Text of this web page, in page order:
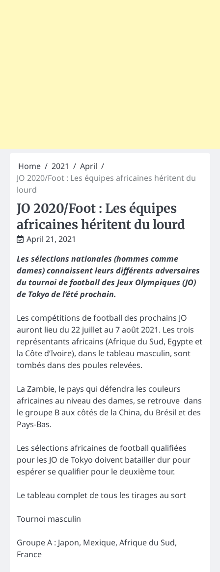
Home 2021
April
JO 2020/Foot : Les équipes africaines héritent du
lourd
JO 2020/Foot : Les équipes
africaines héritent du lourd
April 21, 2021
Les sélections nationales (hommes comme
dames) connaissent leurs différents adversaires
du tournoi de football des Jeux Olympiques (JO)
de Tokyo de l’été prochain.
Les compétitions de football des prochains JO
auront lieu du 22 juillet au 7 août 2021. Les trois
représentants africains (Afrique du Sud, Egypte et
la Côte d’Ivoire), dans le tableau masculin, sont
tombés dans des poules relevées.
La Zambie, le pays qui défendra les couleurs
africaines au niveau des dames, se retrouve dans
le groupe B aux côtés de la China, du Brésil et des
Pays-Bas.
Les sélections africaines de football qualifiées
pour les JO de Tokyo doivent batailler dur pour
espérer se qualifier pour le deuxième tour.
Le tableau complet de tous les tirages au sort
Tournoi masculin
Groupe A : Japon, Mexique, Afrique du Sud,
France